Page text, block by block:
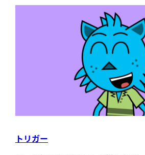
トリガー